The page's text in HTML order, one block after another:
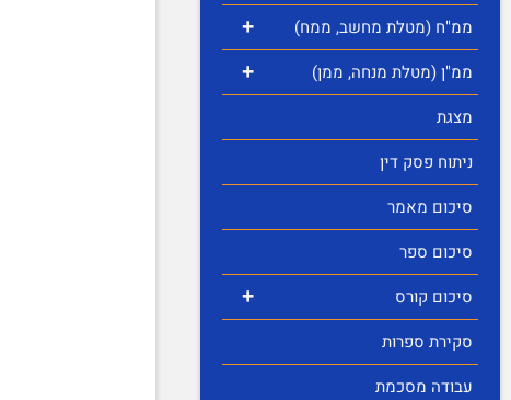
+ ממ"ח (מטלת מחשב, ממח)
+
ממ"ן (מטלת מנחה, ממן)
מצגת
ניתוח פסק דין
סיכום מאמר
סיכום ספר
+
סיכום קורס
סקירת ספרות
עבודה מסכמת